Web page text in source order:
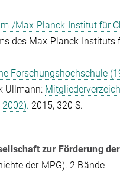
Max-Planck-Institut für
des Max-Planck-
Forschungshochschule
Ullmann:
2015, 320 S.
zur Förderung
der MPG). 2 Bände